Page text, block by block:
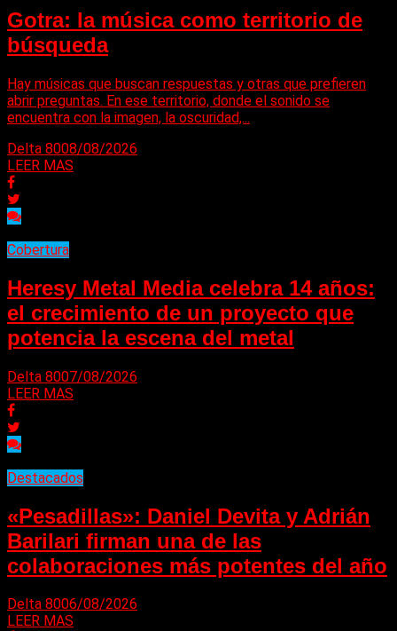
Gotra: la música como territorio de
búsqueda
Hay músicas que buscan respuestas y otras que prefieren
abrir preguntas. En ese territorio, donde el sonido se
encuentra con la imagen, la oscuridad,...
Delta 8008/08/2026
LEER MAS
Cobertura
Heresy Metal Media celebra 14 años:
el crecimiento de un proyecto que
potencia la escena del metal
Delta 8007/08/2026
LEER MAS
Destacados
«Pesadillas»: Daniel Devita y Adrián
Barilari firman una de las
colaboraciones más potentes del año
Delta 8006/08/2026
LEER MAS